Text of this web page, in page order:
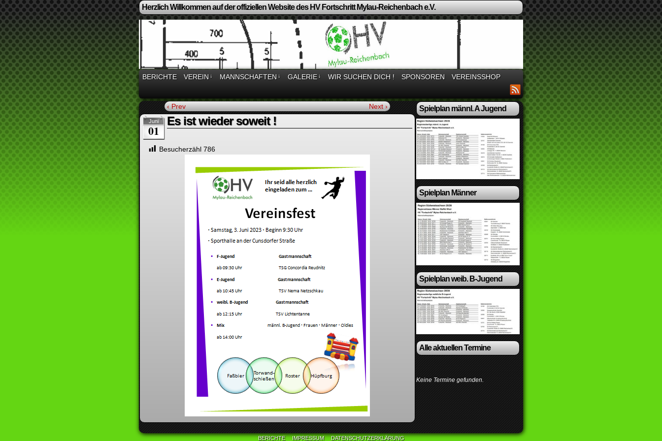
Herzlich Willkommen auf der offiziellen Website des HV Fortschritt Mylau-Reichenbach e.V.
BERICHTE VEREIN ↓ MANNSCHAFTEN ↓ GALERIE ↓ WIR SUCHEN DICH ! SPONSOREN VEREINSSHOP
‹ Prev Next ›
Juni
01
Es ist wieder soweit !
Besucherzähl 786
Spielplan männl. A Jugend
Spielplan Männer
Spielplan weib. B-Jugend
Alle aktuellen Termine
Keine Termine gefunden.
BERICHTE IMPRESSUM DATENSCHUTZERKLÄRUNG